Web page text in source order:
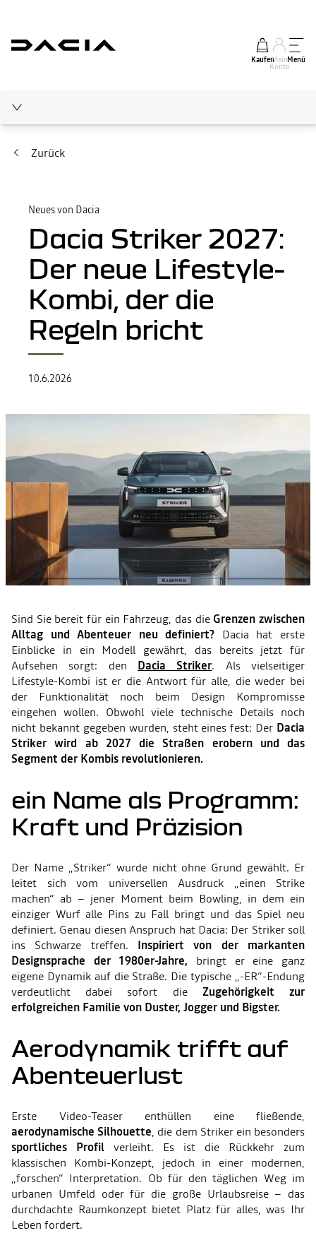
KaufenMein
Konto
Menü
Ratgeber
Zurück
Neues von Dacia
Dacia Striker 2027:
Der neue Lifestyle-
Kombi, der die
Regeln bricht
10.6.2026
Sind Sie bereit für ein Fahrzeug, das die Grenzen zwischen
Alltag und Abenteuer neu definiert? Dacia hat erste
Einblicke in ein Modell gewährt, das bereits jetzt für
Aufsehen sorgt: den Dacia Striker. Als vielseitiger
Lifestyle-Kombi ist er die Antwort für alle, die weder bei
der Funktionalität noch beim Design Kompromisse
eingehen wollen. Obwohl viele technische Details noch
nicht bekannt gegeben wurden, steht eines fest: Der Dacia
Striker wird ab 2027 die Straßen erobern und das
Segment der Kombis revolutionieren.
ein Name als Programm:
Kraft und Präzision
Der Name „Striker“ wurde nicht ohne Grund gewählt. Er
leitet sich vom universellen Ausdruck „einen Strike
machen“ ab – jener Moment beim Bowling, in dem ein
einziger Wurf alle Pins zu Fall bringt und das Spiel neu
definiert. Genau diesen Anspruch hat Dacia: Der Striker soll
ins Schwarze treffen. Inspiriert von der markanten
Designsprache der 1980er-Jahre, bringt er eine ganz
eigene Dynamik auf die Straße. Die typische „-ER“-Endung
verdeutlicht dabei sofort die Zugehörigkeit zur
erfolgreichen Familie von Duster, Jogger und Bigster.
Aerodynamik trifft auf
Abenteuerlust
Erste Video-Teaser enthüllen eine fließende,
aerodynamische Silhouette, die dem Striker ein besonders
sportliches Profil verleiht. Es ist die Rückkehr zum
klassischen Kombi-Konzept, jedoch in einer modernen,
„forschen“ Interpretation. Ob für den täglichen Weg im
urbanen Umfeld oder für die große Urlaubsreise – das
durchdachte Raumkonzept bietet Platz für alles, was Ihr
Leben fordert.